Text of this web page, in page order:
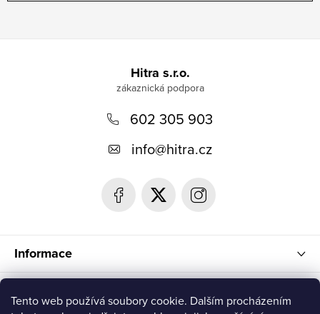
Tento web používá soubory cookie. Dalším procházením
Informace
Hitra s.r.o.
602 305 903
info@hitra.cz